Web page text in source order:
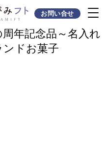
お問い合せ
年記念品～名入れ
ンドお菓子